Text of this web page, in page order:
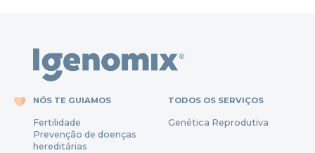
NÓS TE GUIAMOS
Fertilidade
Prevenção dedoenças
hereditárias
TODOS OS SERVIÇOS
Genética Reprodutiva